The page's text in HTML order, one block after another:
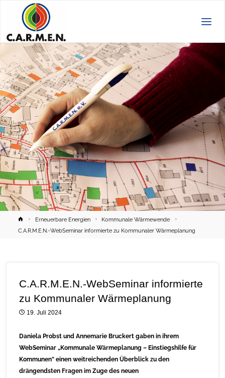
HomeErneuerbare Energien
Kommunale Wärmewende
C.A.R.M.E.N.-WebSeminar informierte zu Kommunaler Wärmeplanung
C.A.R.M.E.N.-WebSeminar informierte
zu Kommunaler Wärmeplanung
19. Juli 2024
Daniela Probst und Annemarie Bruckert gaben in ihrem
WebSeminar „Kommunale Wärmeplanung – Einstiegshilfe für
Kommunen“ einen weitreichenden Überblick zu den
drängendsten Fragen im Zuge des neuen